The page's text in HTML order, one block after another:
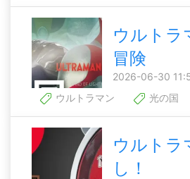
ウルトラ
冒険
2026-06-30
ウルトラマン
光の国
ウルトラ
し！